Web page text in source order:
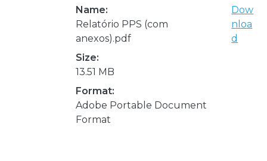
Name:
Relatório PPS (com
anexos).pdf
Size:
13.51 MB
Format:
Adobe Portable Document
Format
Dow
nloa
d